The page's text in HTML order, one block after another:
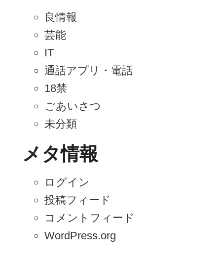
良情報
芸能
IT
通話アプリ・電話
18禁
ごあいさつ
未分類
メタ情報
ログイン
投稿フィード
コメントフィード
WordPress.org